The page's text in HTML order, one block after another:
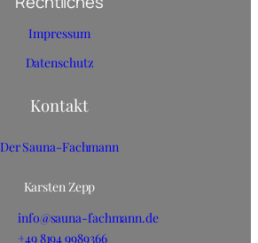
Impressum
Datenschutz
Kontakt
Der Sauna-Fachmann
Karsten Zepp
info@sauna‑fachmann.de
+49 8194 9989366